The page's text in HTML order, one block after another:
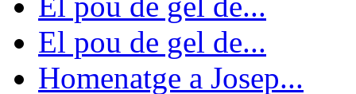
El pou de gel de...
Homenatge a Josep...